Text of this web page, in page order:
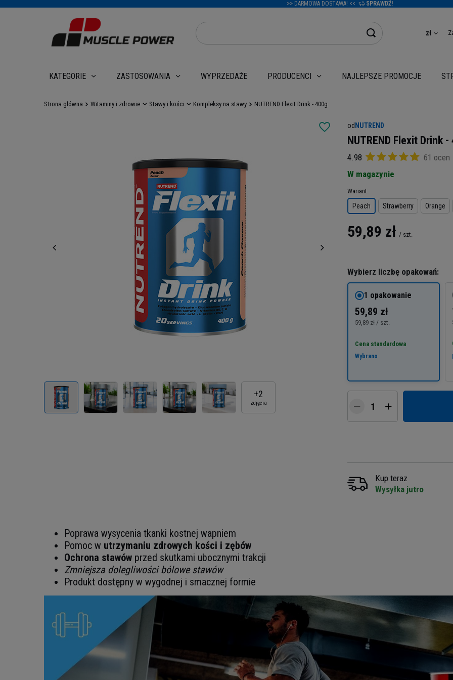
>> DARMOWA DOSTAWA! << SPRAWDŹ!
zł
KATEGORIE ZASTOSOWANIA WYPRZEDAŻE PRODUCENCI NAJLEPSZE PROMOCJE
Strona główna Witaminy i zdrowie Stawy i kości Kompleksy na stawy NUTREND Flexit Drink - 400g
+2
zdjęcia
od NUTREND
NUTREND Flexit Drink -
4.98
61 ocen
W magazynie
Wariant
Peach Strawberry Orange
59,89 zł / szt.
Wybierz liczbę opakowań:
1 opakowanie
59,89 zł
59,89 zł / szt.
Cena standardowa
Wybrano
Kup teraz
Wysyłka jutro
Poprawa wysycenia tkanki kostnej wapniem
Pomoc w utrzymaniu zdrowych kości i zębów
Ochrona stawów przed skutkami ubocznymi trakcji
Zmniejsza dolegliwości bólowe stawów
Produkt dostępny w wygodnej i smacznej formie